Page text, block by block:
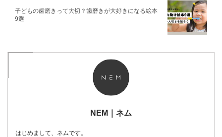
子どもの歯磨きって大切？歯磨きが大好きになる絵本
9選
NEM｜ネム
はじめまして、ネムです。